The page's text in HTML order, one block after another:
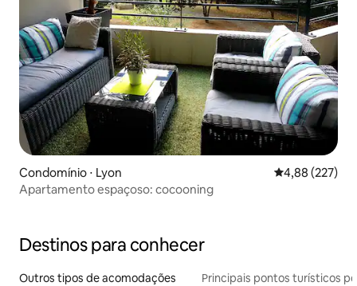
Condomínio ⋅ Lyon 4,88 de uma
4,88 (227)
Apartamento espaçoso: cocooning
Destinos para conhecer
Outros tipos de acomodações Principais pontos turísticos